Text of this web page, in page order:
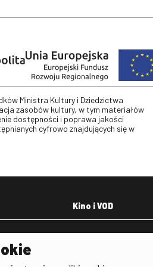
Ministra Kultury i Dziedzictwa
zasobów kultury, w tym materiałów
dostępności i poprawa jakości
cyfrowo znajdujących się w
Kino i VOD